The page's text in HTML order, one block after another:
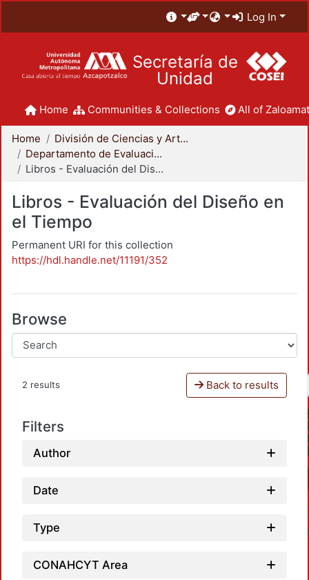
Log In
Secretaría de
Unidad
Home Communities & Collections All of
Home
División de Ciencias y Artes para el Diseño
Departamento de Evaluación del Diseño en el Tiempo
Libros - Evaluación del Diseño en el Tiempo
Libros - Evaluación del Diseño en
el Tiempo
Permanent URI for this collection
https://hdl.handle.net/11191/352
Browse
2 results Back to results
Filters
Author
Date
Type
CONAHCYT Area